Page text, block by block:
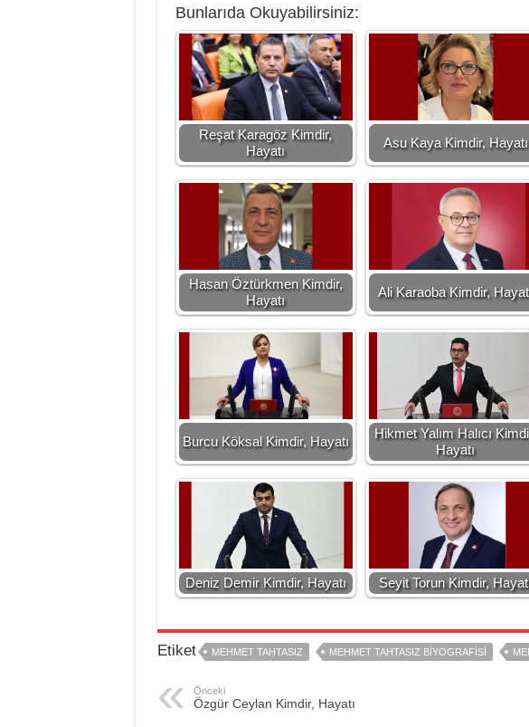
Bunlarıda Okuyabilirsiniz:
Reşat Karagöz Kimdir,
Hayatı
Asu Kaya Kimdir, Hayatı
Hasan Öztürkmen Kimdir,
Hayatı
Ali Karaoba Kimdir,
Burcu Köksal Kimdir, Hayatı
Hikmet Yalım Halıcı
Hayatı
Deniz Demir Kimdir, Hayatı Seyit Torun Kimdir,
Etiket MEHMET TAHTASIZ MEHMET TAHTASIZ BIYOGRAFISI
Önceki
Özgür Ceylan Kimdir, Hayatı